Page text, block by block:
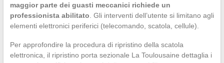
maggior parte dei guasti meccanici richiede un
professionista abilitato . Gli interventi dell’utente si limitano agli
elementi elettronici periferici (telecomando, scatola, cellule).
Per approfondire la procedura di ripristino della scatola
elettronica, il ripristino porta sezionale La Toulousaine dettaglia i